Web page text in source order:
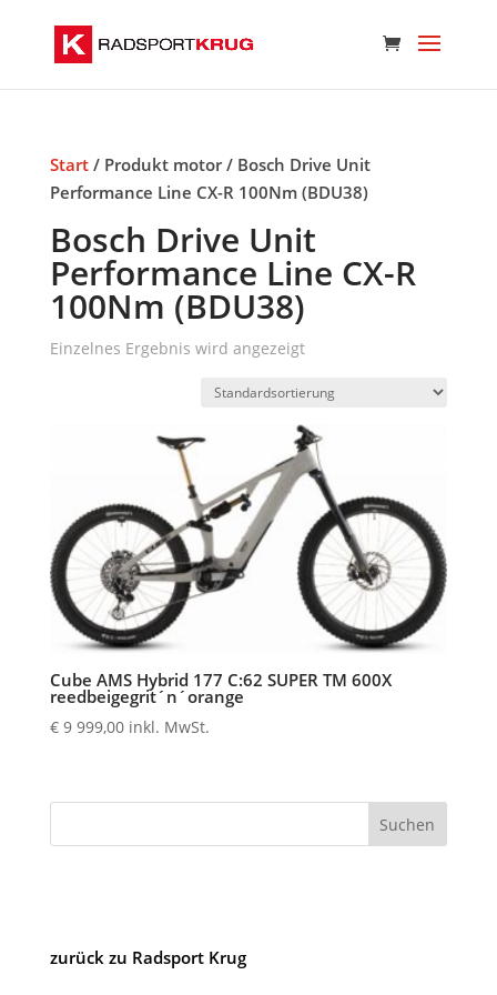
Start/ Produkt motor / Bosch Drive Unit
Performance Line CX-R 100Nm (BDU38)
Bosch Drive Unit
Performance Line CX-R
100Nm (BDU38)
Einzelnes Ergebnis wird angezeigt
Cube AMS Hybrid 177 C:62 SUPER TM 600X
reedbeigegrit´n´orange
€9 999,00 inkl. MwSt.
Suchen
zurück zu Radsport Krug